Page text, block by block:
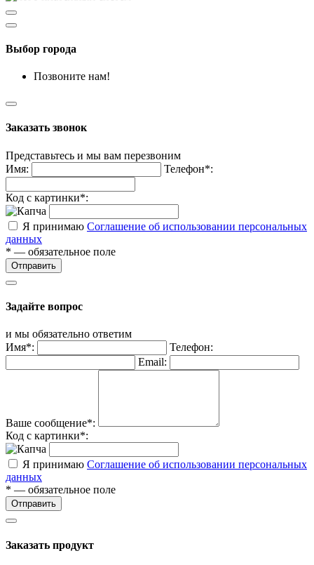
Выбор города
Позвоните нам!
Заказать звонок
Представьтесь и мы вам перезвоним
Имя:
Телефон*:
Код с картинки*:
Я принимаю Соглашение об использовании персональных
данных
* — обязательное поле
Отправить
Задайте вопрос
и мы обязательно ответим
Имя*:
Телефон:
Email:
Ваше сообщение*:
Код с картинки*:
Я принимаю Соглашение об использовании персональных
данных
* — обязательное поле
Отправить
Заказать продукт